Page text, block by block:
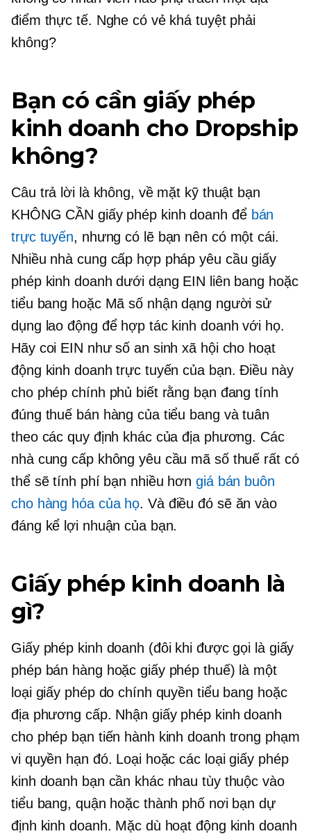
điểm thực tế. Nghe có vẻ khá tuyệt phải
không?
Bạn có cần giấy phép
kinh doanh cho Dropship
không?
Câu trả lời là không, về mặt kỹ thuật bạn
KHÔNG CẦN giấy phép kinh doanh để bán
trực tuyến, nhưng có lẽ bạn nên có một cái.
Nhiều nhà cung cấp hợp pháp yêu cầu giấy
phép kinh doanh dưới dạng EIN liên bang hoặc
tiểu bang hoặc Mã số nhận dạng người sử
dụng lao động để hợp tác kinh doanh với họ.
Hãy coi EIN như số an sinh xã hội cho hoạt
động kinh doanh trực tuyến của bạn. Điều này
cho phép chính phủ biết rằng bạn đang tính
đúng thuế bán hàng của tiểu bang và tuân
theo các quy định khác của địa phương. Các
nhà cung cấp không yêu cầu mã số thuế rất có
thể sẽ tính phí bạn nhiều hơn giá bán buôn
cho hàng hóa của họ. Và điều đó sẽ ăn vào
đáng kể lợi nhuận của bạn.
Giấy phép kinh doanh là
gì?
Giấy phép kinh doanh (đôi khi được gọi là giấy
phép bán hàng hoặc giấy phép thuế) là một
loại giấy phép do chính quyền tiểu bang hoặc
địa phương cấp. Nhận giấy phép kinh doanh
cho phép bạn tiến hành kinh doanh trong phạm
vi quyền hạn đó. Loại hoặc các loại giấy phép
kinh doanh bạn cần khác nhau tùy thuộc vào
tiểu bang, quận hoặc thành phố nơi bạn dự
định kinh doanh. Mặc dù hoạt động kinh doanh